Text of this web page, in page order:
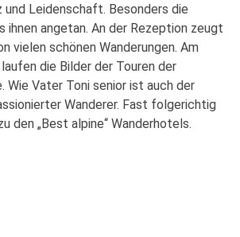
und Leidenschaft. Besonders die
ihnen angetan. An der Rezeption zeugt
vielen schönen Wanderungen. Am
die Bilder der Touren der
Wie Vater Toni senior ist auch der
Wanderer. Fast folgerichtig
den „Best alpine“ Wanderhotels.